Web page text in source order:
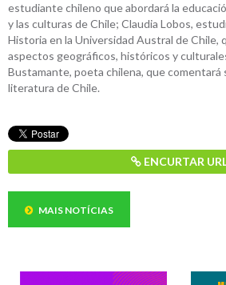
estudiante chileno que abordará la
y las culturas de Chile; Claudia Lobos,
Historia en la Universidad Austral de Chile,
aspectos geográficos, históricos y
Bustamante, poeta chilena, que comentará
literatura de Chile.
ENCURTAR
MAIS NOTÍCIAS